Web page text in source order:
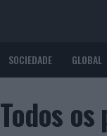
SOCIEDADE GLOBAL
Todos